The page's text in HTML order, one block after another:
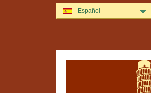
Español